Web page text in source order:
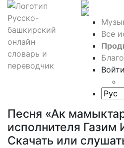
Все
Войти
Песня «Ак
исполнителя Газим
Скачать или